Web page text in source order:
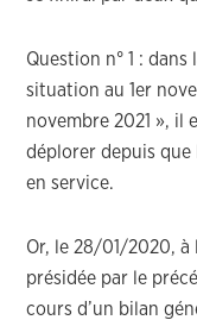
Question n° 1 :
situation au 1er
novembre 2021 », il
déplorer depuis
en service.
Or, le 28/01/2020, à
présidée par le
cours d’un bilan